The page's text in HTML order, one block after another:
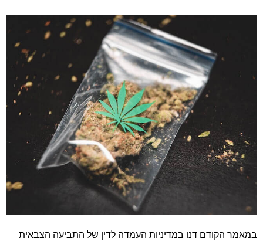
במאמר הקודם דנו במדיניות העמדה לדין של התביעה הצבאית